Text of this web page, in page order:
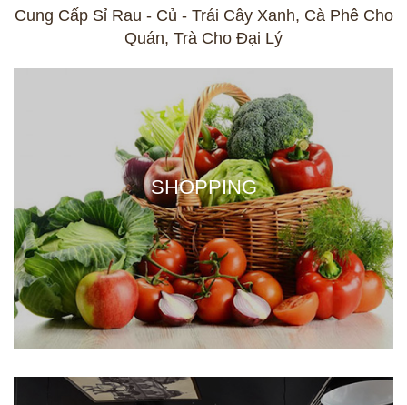
Cung Cấp Sỉ Rau - Củ - Trái Cây Xanh, Cà Phê Cho
Quán, Trà Cho Đại Lý
SHOPPING